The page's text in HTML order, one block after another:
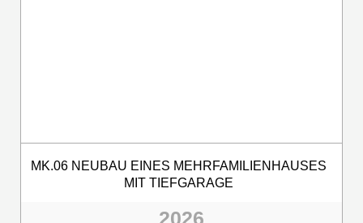
MK.06 NEUBAU EINES MEHRFAMILIENHAUSES
MIT TIEFGARAGE
2026